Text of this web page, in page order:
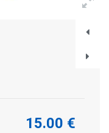
15.00 €